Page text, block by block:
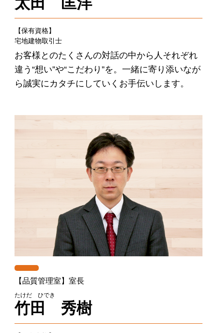
【保有資格】
宅地建物取引士
お客様とのたくさんの対話の中から人それぞれ
違う“想い”や“こだわり”を。一緒に寄り添いなが
ら誠実にカタチにしていくお手伝いします。
【品質管理室】室長
たけだ ひでき
竹田 秀樹